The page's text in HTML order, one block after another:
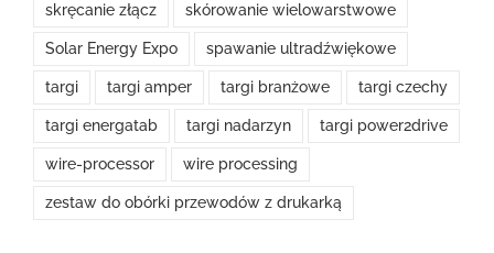
skręcanie złącz skórowanie wielowarstwowe
Solar Energy Expo spawanie ultradźwiękowe
targi targi amper targi branżowe targi czechy
targi energatab targi nadarzyn targi power2drive
wire-processor wire processing
zestaw do obórki przewodów z drukarką